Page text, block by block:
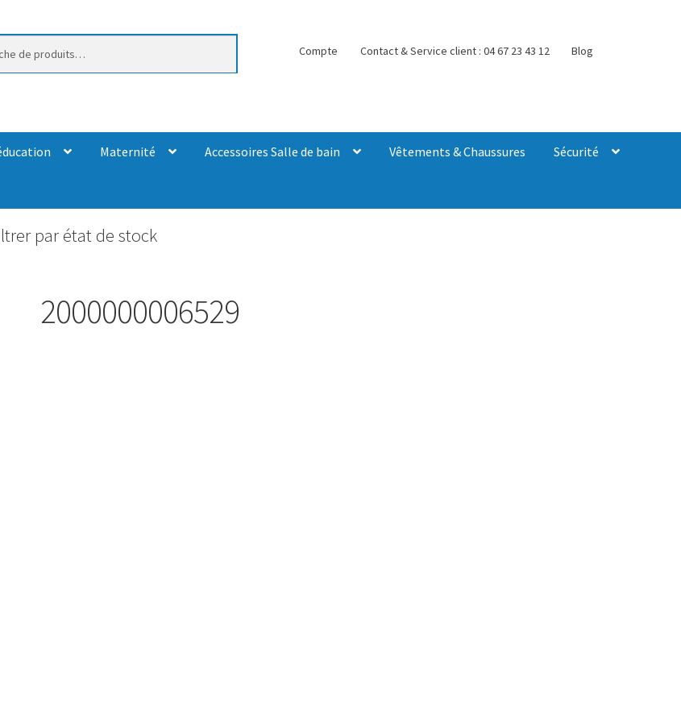
Compte Contact & Service client : 04 67 23 43 12 Blog
Maternité Accessoires Salle de bain Vêtements & Chaussures Sécurité
par état de stock
2000000006529